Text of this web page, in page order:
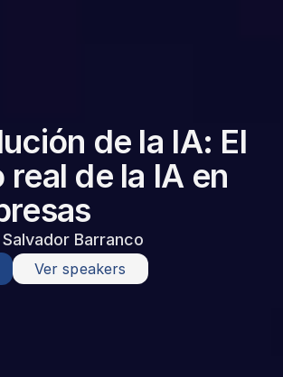
de la IA: El
real de la IA en
Barranco
Ver speakers